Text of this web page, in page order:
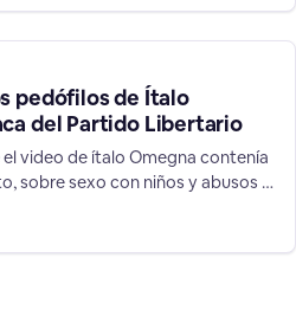
pedófilos de Ítalo
del Partido Libertario
video de ítalo Omegna contenía
sobre sexo con niños y abusos a